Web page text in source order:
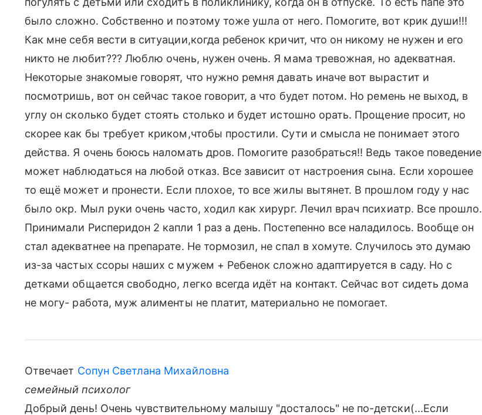
было сложно. Собственно и поэтому тоже ушла от него. Помогите, вот крик души!!!
Как мне себя вести в ситуации,когда ребенок кричит, что он никому не нужен и его
никто не любит??? Люблю очень, нужен очень. Я мама тревожная, но адекватная.
Некоторые знакомые говорят, что нужно ремня давать иначе вот вырастит и
посмотришь, вот он сейчас такое говорит, а что будет потом. Но ремень не выход, в
углу он сколько будет стоять столько и будет истошно орать. Прощение просит, но
скорее как бы требует криком,чтобы простили. Сути и смысла не понимает этого
действа. Я очень боюсь наломать дров. Помогите разобраться!! Ведь такое поведение
может наблюдаться на любой отказ. Все зависит от настроения сына. Если хорошее
то ещё может и пронести. Если плохое, то все жилы вытянет. В прошлом году у нас
было окр. Мыл руки очень часто, ходил как хирург. Лечил врач психиатр. Все прошло.
Принимали Рисперидон 2 капли 1 раз а день. Постепенно все наладилось. Вообще он
стал адекватнее на препарате. Не тормозил, не спал в хомуте. Случилось это думаю
из-за частых ссоры наших с мужем + Ребенок сложно адаптируется в саду. Но с
детками общается свободно, легко всегда идёт на контакт. Сейчас вот сидеть дома
не могу- работа, муж алименты не платит, материально не помогает.
Отвечает Сопун Светлана Михайловна
семейный психолог
Добрый день! Очень чувствительному малышу "досталось" не по-детски(...Если